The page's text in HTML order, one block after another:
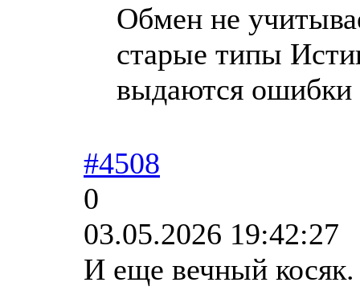
Обмен не
старые типы
выдаются
#4508
0
03.05.2026 19:42:27
И еще вечный